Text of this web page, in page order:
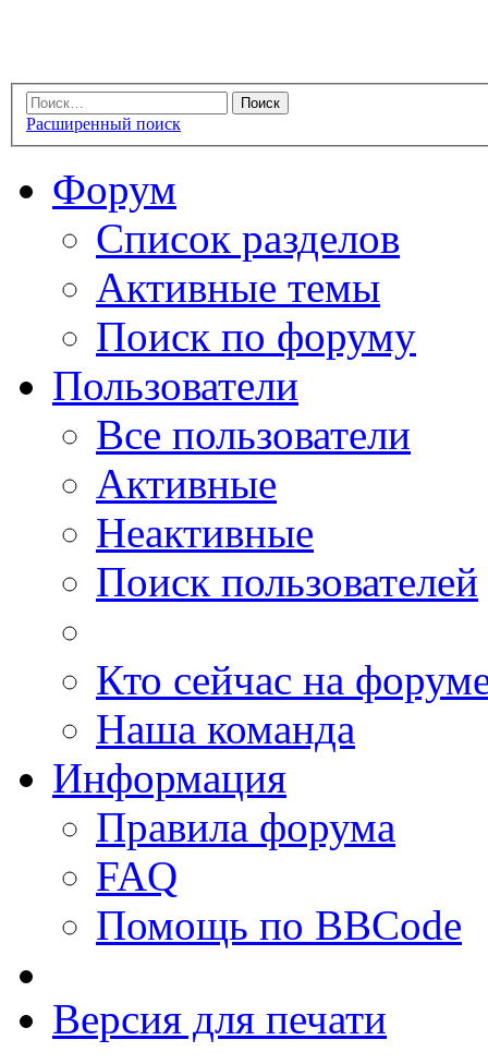
Расширенный поиск
Форум
Список разделов
Активные темы
Поиск по форуму
Пользователи
Все пользователи
Активные
Неактивные
Поиск пользователей
Кто сейчас на
Наша команда
Информация
Правила форума
FAQ
Помощь по BBCode
Версия для печати